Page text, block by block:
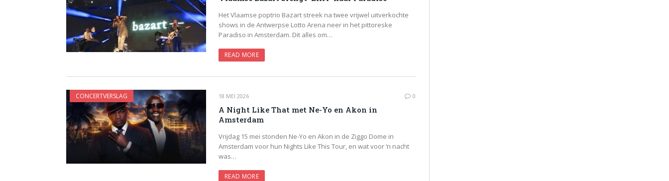
Het Vlaamse poptrio Bazart streek na twee vrijwel uitverkochte
shows in de Antwerpse Lotto Arena neer in het pittoreske
Paradiso in Amsterdam. Dit alles om…
READ MORE
CONCERTVERSLAG 18 MEI 2026 0
A Night Like That met Ne-Yo en Akon in
Amsterdam
Vrijdag 15 mei stonden Ne-Yo en Akon in de Ziggo Dome in
Amsterdam voor hun Nights Like This Tour, en wat voor ‘n nacht
was…
READ MORE